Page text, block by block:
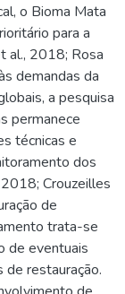
o Bioma Mata
para a
al., 2018; Rosa
demandas da
a pesquisa
permanece
técnicas e
dos
Crouzeilles
de
trata-se
de eventuais
restauração.